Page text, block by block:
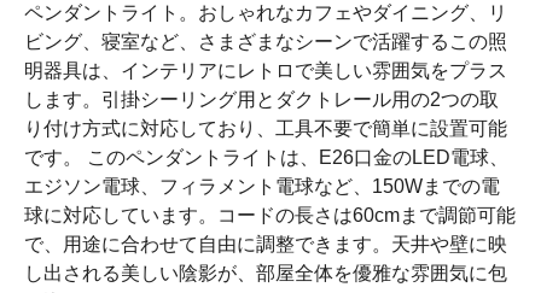
ペンダントライト。おしゃれなカフェやダイニング、リ
ビング、寝室など、さまざまなシーンで活躍するこの照
明器具は、インテリアにレトロで美しい雰囲気をプラス
します。引掛シーリング用とダクトレール用の2つの取
り付け方式に対応しており、工具不要で簡単に設置可能
です。 このペンダントライトは、E26口金のLED電球、
エジソン電球、フィラメント電球など、150Wまでの電
球に対応しています。コードの長さは60cmまで調節可能
で、用途に合わせて自由に調整できます。天井や壁に映
し出される美しい陰影が、部屋全体を優雅な雰囲気に包